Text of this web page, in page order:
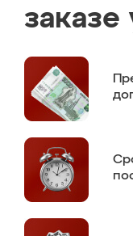
заказе